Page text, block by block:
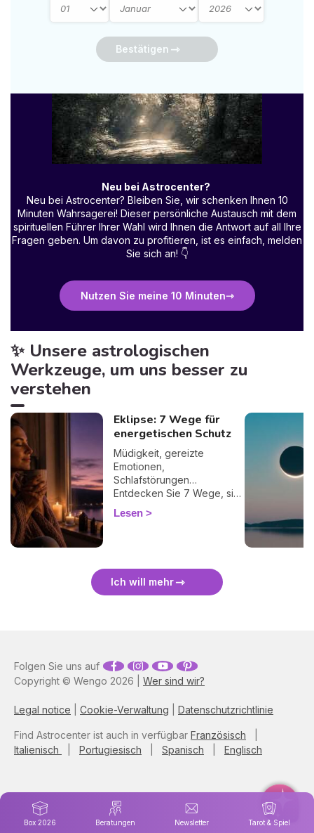
Bestätigen
Neu bei Astrocenter?
Neu bei Astrocenter? Bleiben Sie, wir schenken Ihnen 10
Minuten Wahrsagerei! Dieser persönliche Austausch mit dem
spirituellen Führer Ihrer Wahl wird Ihnen die Antwort auf all Ihre
Fragen geben. Um davon zu profitieren, ist es einfach, melden
Sie sich an! 👇
Nutzen Sie meine 10 Minuten
✨ Unsere astrologischen
Werkzeuge, um uns besser zu
verstehen
Eklipse: 7 Wege für
energetischen Schutz
Müdigkeit, gereizte
Emotionen,
Schlafstörungen…
Entdecken Sie 7 Wege, sich
bei einer Finsternis
energetisch zu schützen
Lesen
Ich will mehr
Box 2026 Beratungen Newsletter Tarot & Spiel
Copyright © Wengo 2026 | Wer sind wir?
Legal notice Cookie-Verwaltung Datenschutzrichtlinie
Folgen Sie uns auf
Find Astrocenter ist auch in verfügbar Französisch
Italienisch
Portugiesisch Spanisch Englisch